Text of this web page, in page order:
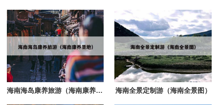
海南海岛康养旅游（海南康养圣地） 海南全景定制游（海南全景图）